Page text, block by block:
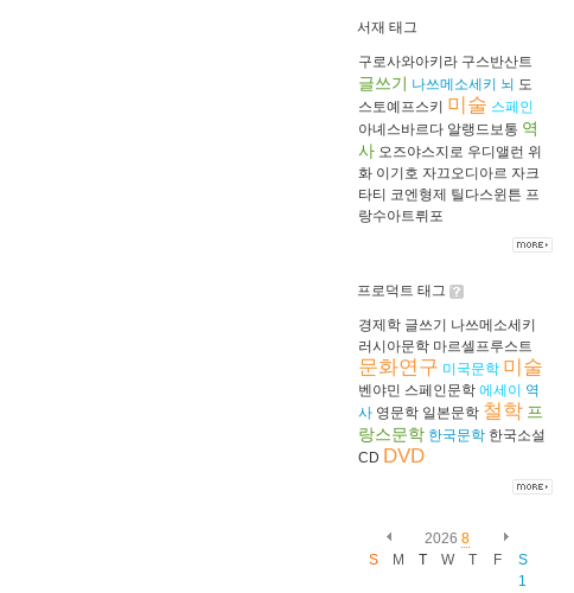
서재 태그
구로사와아키라 구스반산트
글쓰기 나쓰메소세키 뇌 도
스토예프스키
미술 스페인
아녜스바르다 알랭드보통 역
사 오즈야스지로 우디앨런 위
화 이기호 자끄오디아르 자크
타티 코엔형제 틸다스윈튼 프
랑수아트뤼포
프로덕트 태그
경제학 글쓰기
나쓰메소세키
러시아문학 마르셀프루스트
문화연구 미국문학 미술
벤야민 스페인문학 에세이
역
사 영문학 일본문학 철학 프
랑스문학 한국문학 한국소설
CD DVD
2026 8
S
M T W T F
S
1